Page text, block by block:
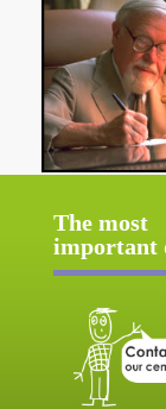
The most
important